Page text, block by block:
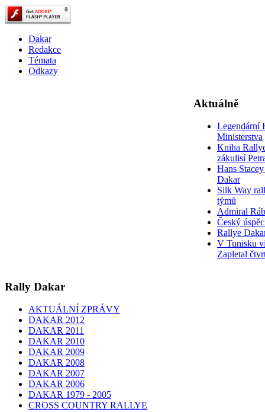
Dakar
Redakce
Témata
Odkazy
Aktuálně
Legendární
Ministerstva
Kniha
zákulisí
Hans
Dakar
Silk Way
týmů
Admiral
Český
Rallye
V Tunisku
Zapletal
Rally Dakar
AKTUÁLNÍ ZPRÁVY
DAKAR 2012
DAKAR 2011
DAKAR 2010
DAKAR 2009
DAKAR 2008
DAKAR 2007
DAKAR 2006
DAKAR 1979 - 2005
CROSS COUNTRY RALLYE